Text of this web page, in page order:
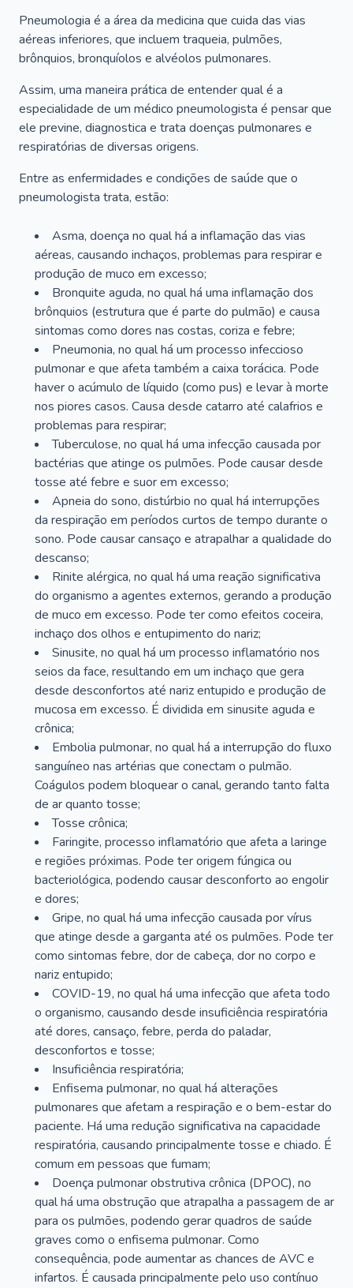
Pneumologia é a área da medicina que cuida das vias
aéreas inferiores, que incluem traqueia, pulmões,
brônquios, bronquíolos e alvéolos pulmonares.
Assim, uma maneira prática de entender qual é a
especialidade de um médico pneumologista é pensar que
ele previne, diagnostica e trata doenças pulmonares e
respiratórias de diversas origens.
Entre as enfermidades e condições de saúde que o
pneumologista trata, estão:
Asma, doença no qual há a inflamação das vias
aéreas, causando inchaços, problemas para respirar e
produção de muco em excesso;
Bronquite aguda, no qual há uma inflamação dos
brônquios (estrutura que é parte do pulmão) e causa
sintomas como dores nas costas, coriza e febre;
Pneumonia, no qual há um processo infeccioso
pulmonar e que afeta também a caixa torácica. Pode
haver o acúmulo de líquido (como pus) e levar à morte
nos piores casos. Causa desde catarro até calafrios e
problemas para respirar;
Tuberculose, no qual há uma infecção causada por
bactérias que atinge os pulmões. Pode causar desde
tosse até febre e suor em excesso;
Apneia do sono, distúrbio no qual há interrupções
da respiração em períodos curtos de tempo durante o
sono. Pode causar cansaço e atrapalhar a qualidade do
descanso;
Rinite alérgica, no qual há uma reação significativa
do organismo a agentes externos, gerando a produção
de muco em excesso. Pode ter como efeitos coceira,
inchaço dos olhos e entupimento do nariz;
Sinusite, no qual há um processo inflamatório nos
seios da face, resultando em um inchaço que gera
desde desconfortos até nariz entupido e produção de
mucosa em excesso. É dividida em sinusite aguda e
crônica;
Embolia pulmonar, no qual há a interrupção do fluxo
sanguíneo nas artérias que conectam o pulmão.
Coágulos podem bloquear o canal, gerando tanto falta
de ar quanto tosse;
Tosse crônica;
Faringite, processo inflamatório que afeta a laringe
e regiões próximas. Pode ter origem fúngica ou
bacteriológica, podendo causar desconforto ao engolir
e dores;
Gripe, no qual há uma infecção causada por vírus
que atinge desde a garganta até os pulmões. Pode ter
como sintomas febre, dor de cabeça, dor no corpo e
nariz entupido;
COVID-19, no qual há uma infecção que afeta todo
o organismo, causando desde insuficiência respiratória
até dores, cansaço, febre, perda do paladar,
desconfortos e tosse;
Insuficiência respiratória;
Enfisema pulmonar, no qual há alterações
pulmonares que afetam a respiração e o bem-estar do
paciente. Há uma redução significativa na capacidade
respiratória, causando principalmente tosse e chiado. É
comum em pessoas que fumam;
Doença pulmonar obstrutiva crônica (DPOC), no
qual há uma obstrução que atrapalha a passagem de ar
para os pulmões, podendo gerar quadros de saúde
graves como o enfisema pulmonar. Como
consequência, pode aumentar as chances de AVC e
infartos. É causada principalmente pelo uso contínuo